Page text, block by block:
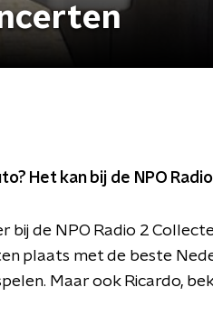
Het kan bij de NPO
bij de NPO Radio 2
plaats met de beste
Maar ook Ricardo,